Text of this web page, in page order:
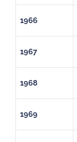
1966
1967
1968
1969